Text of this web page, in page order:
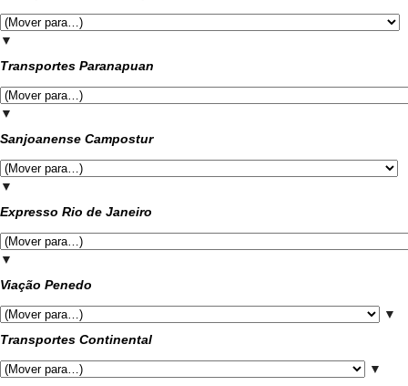
▼
Transportes Paranapuan
▼
Sanjoanense Campostur
▼
Expresso Rio de Janeiro
▼
Viação Penedo
▼
Transportes Continental
▼